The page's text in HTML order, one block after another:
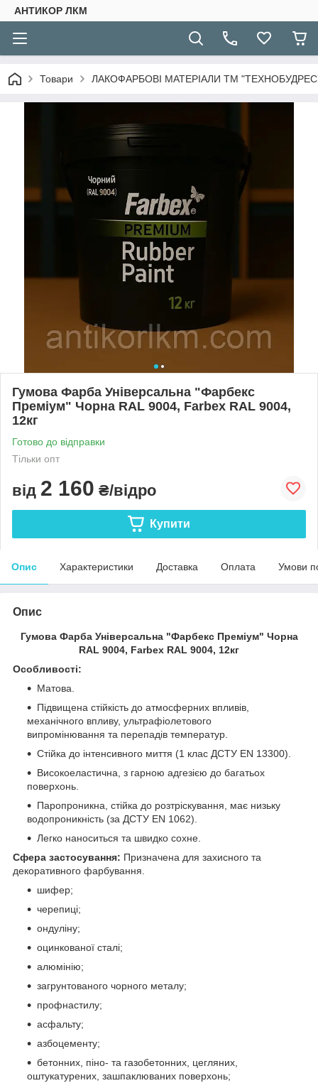
АНТИКОР ЛКМ
Товари ЛАКОФАРБОВІ МАТЕРІАЛИ ТМ
Гумова Фарба Універсальна "Фарбекс
Преміум" Чорна RAL 9004, Farbex RAL 9004,
12кг
Готово до відправки
Тільки опт
від 2 160 ₴/відро
Купити
Опис Характеристики Доставка Оплата Умови
Опис
Гумова Фарба Універсальна "Фарбекс Преміум" Чорна
RAL 9004, Farbex RAL 9004, 12кг
Особливості:
Матова.
Підвищена стійкість до атмосферних впливів,
механічного впливу, ультрафіолетового
випромінювання та перепадів температур.
Стійка до інтенсивного миття (1 клас ДСТУ EN 13300).
Високоеластична, з гарною адгезією до багатьох
поверхонь.
Паропроникна, стійка до розтріскування, має низьку
водопроникність (за ДСТУ EN 1062).
Легко наноситься та швидко сохне.
Сфера застосування: Призначена для захисного та
декоративного фарбування.
шифер;
черепиці;
ондуліну;
оцинкованої сталі;
алюмінію;
загрунтованого чорного металу;
профнастилу;
асфальту;
азбоцементу;
бетонних, піно- та газобетонних, цегляних,
оштукатурених, зашпаклюваних поверхонь;